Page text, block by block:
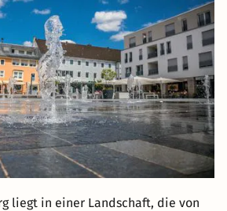
liegt in einer Landschaft, die von